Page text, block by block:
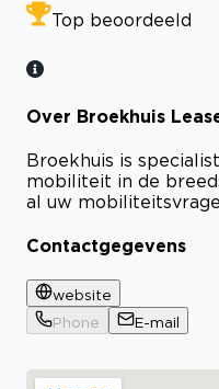
Top beoordeeld
Over Broekhuis
Broekhuis is
mobiliteit in de
al uw
Contactgegevens
website
Phone
E-mail